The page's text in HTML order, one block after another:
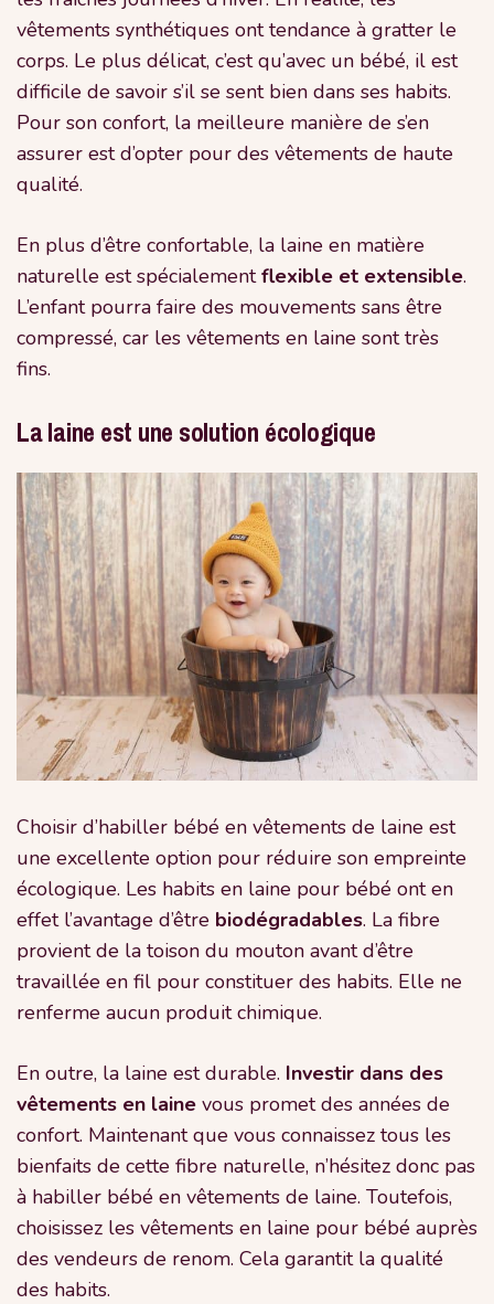
vêtements synthétiques ont tendance à gratter le
corps. Le plus délicat, c’est qu’avec un bébé, il est
difficile de savoir s’il se sent bien dans ses habits.
Pour son confort, la meilleure manière de s’en
assurer est d’opter pour des vêtements de haute
qualité.
En plus d’être confortable, la laine en matière
naturelle est spécialementflexible et extensible.
L’enfant pourra faire des mouvements sans être
compressé, car les vêtements en laine sont très
fins.
La laine est une solution écologique
Choisir d’habiller bébé en vêtements de laine est
une excellente option pour réduire son empreinte
écologique. Les habits en laine pour bébé ont en
effet l’avantage d’être biodégradables. La fibre
provient de la toison du mouton avant d’être
travaillée en fil pour constituer des habits. Elle ne
renferme aucun produit chimique.
En outre, la laine est durable. Investir dans des
vêtements en laine vous promet des années de
confort. Maintenant que vous connaissez tous les
bienfaits de cette fibre naturelle, n’hésitez donc pas
à habiller bébé en vêtements de laine. Toutefois,
choisissez les vêtements en laine pour bébé auprès
des vendeurs de renom. Cela garantit la qualité
des habits.